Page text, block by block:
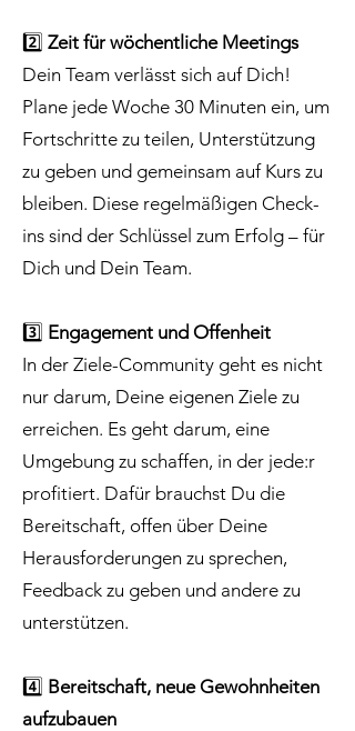
2️⃣ Zeit für wöchentliche Meetings
Dein Team verlässt sich auf Dich!
Plane jede Woche 30 Minuten ein, um
Fortschritte zu teilen, Unterstützung
zu geben und gemeinsam auf Kurs zu
bleiben. Diese regelmäßigen Check-
ins sind der Schlüssel zum Erfolg – für
Dich und Dein Team.
3️⃣ Engagement und Offenheit
In der Ziele-Community geht es nicht
nur darum, Deine eigenen Ziele zu
erreichen. Es geht darum, eine
Umgebung zu schaffen, in der jede:r
profitiert. Dafür brauchst Du die
Bereitschaft, offen über Deine
Herausforderungen zu sprechen,
Feedback zu geben und andere zu
unterstützen.
4️⃣ Bereitschaft, neue Gewohnheiten
aufzubauen